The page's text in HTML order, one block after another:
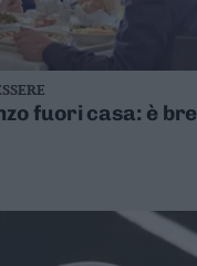
fuori casa: è